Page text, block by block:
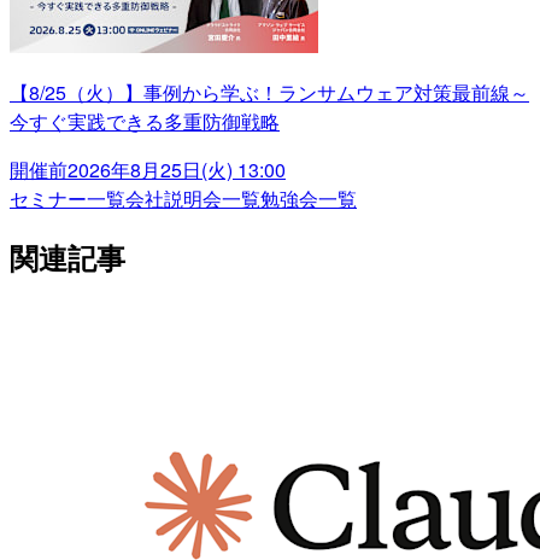
【8/25（火）】事例から学ぶ！ランサムウェア対策最前線～
今すぐ実践できる多重防御戦略
開催前2026年8月25日(火) 13:00
セミナー一覧会社説明会一覧勉強会一覧
関連記事